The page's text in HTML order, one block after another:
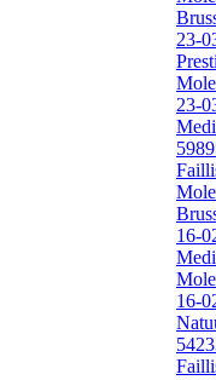
23-
23-
16-
16-